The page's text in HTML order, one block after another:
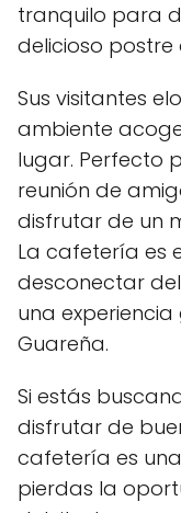
tranquilo para
delicioso
Sus visitantes
ambiente
lugar. Perfecto
reunión de
disfrutar de un
La cafetería es
desconectar
una
Guareña.
Si estás
disfrutar de
cafetería es
pierdas la